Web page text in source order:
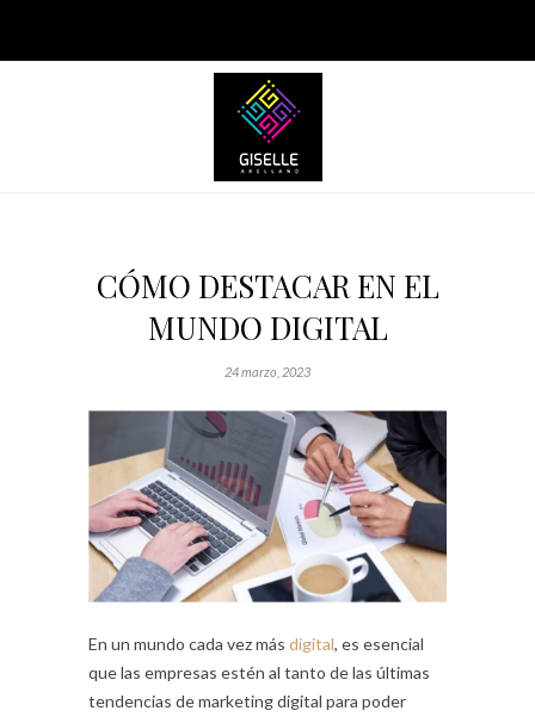
CÓMO DESTACAR EN EL
MUNDO DIGITAL
24 marzo, 2023
En un mundo cada vez más digital, es esencial
que las empresas estén al tanto de las últimas
tendencias de marketing digital para poder